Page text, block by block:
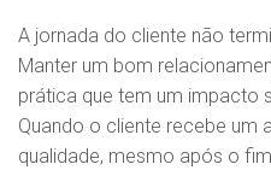
A jornada do cliente não
Manter um bom
prática que tem um impacto
Quando o cliente recebe um
qualidade, mesmo após o